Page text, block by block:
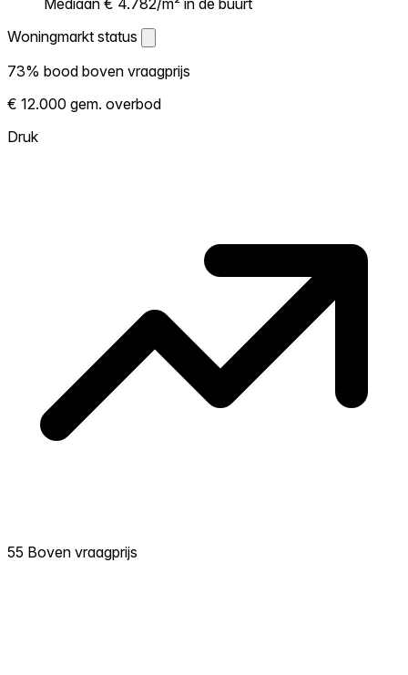
Woningmarkt status
Woningmarkt status
Laat zien hoe competitief de markt hier is.
Hoe meer woningen boven vraagprijs
verkopen, hoe heter. Heet? Verwacht
73% bood boven vraagprijs
€ 12.000 gem. overbod
Druk
55 Boven vraagprijs